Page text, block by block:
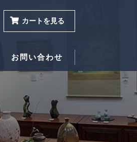
カートを見る
お問い合わせ